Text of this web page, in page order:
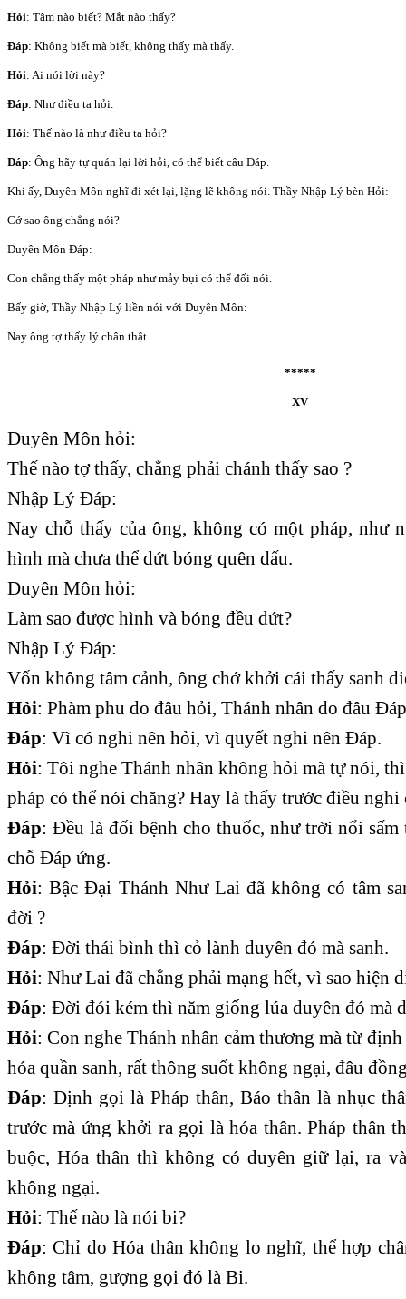
Hỏi: Tâm nào biết? Mắt nào thấy?
Đáp: Không biết mà biết, không thấy mà thấy.
Hỏi: Ai nói lời này?
Đáp: Như điều ta hỏi.
Hỏi: Thế nào là như điều ta hỏi?
Đáp: Ông hãy tự quán lại lời hỏi, có thể biết câu Đáp.
Khi ấy, Duyên Môn nghĩ đi xét lại, lặng lẽ không nói. Thầy Nhập Lý bèn Hỏi:
Cớ sao ông chẳng nói?
Duyên Môn Đáp:
Con chẳng thấy một pháp như mảy bụi có thể đối nói.
Bấy giờ, Thầy Nhập Lý liền nói với Duyên Môn:
Nay ông tợ thấy lý chân thật.
*****
XV
Duyên Môn hỏi:
Thế nào tợ thấy, chẳng phải chánh thấy sao ?
Nhập Lý Đáp:
Nay chỗ thấy của ông, không có một pháp, như
hình mà chưa thể dứt bóng quên dấu.
Duyên Môn hỏi:
Làm sao được hình và bóng đều dứt?
Nhập Lý Đáp:
Vốn không tâm cảnh, ông chớ khởi cái thấy sanh
Hỏi: Phàm phu do đâu hỏi, Thánh nhân do đâu
Đáp: Vì có nghi nên hỏi, vì quyết nghi nên Đáp.
Hỏi: Tôi nghe Thánh nhân không hỏi mà tự nói,
pháp có thể nói chăng? Hay là thấy trước điều nghi
Đáp: Đều là đối bệnh cho thuốc, như trời nổi sấm
chỗ Đáp ứng.
Hỏi: Bậc Đại Thánh Như Lai đã không có tâm
đời ?
Đáp: Đời thái bình thì cỏ lành duyên đó mà sanh.
Hỏi: Như Lai đã chẳng phải mạng hết, vì sao hiện
Đáp: Đời đói kém thì năm giống lúa duyên đó mà
Hỏi: Con nghe Thánh nhân cảm thương mà từ
hóa quần sanh, rất thông suốt không ngại, đâu
Đáp: Định gọi là Pháp thân, Báo thân là nhục
trước mà ứng khởi ra gọi là hóa thân. Pháp thân
buộc, Hóa thân thì không có duyên giữ lại, ra
không ngại.
Hỏi: Thế nào là nói bi?
Đáp: Chỉ do Hóa thân không lo nghĩ, thể hợp
không tâm, gượng gọi đó là Bi.